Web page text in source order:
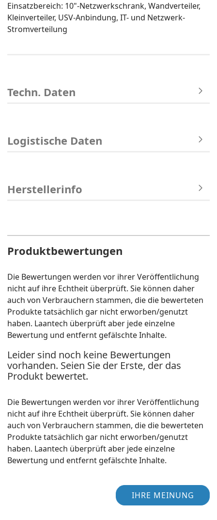
Einsatzbereich: 10"-Netzwerkschrank, Wandverteiler,
Kleinverteiler, USV-Anbindung, IT- und Netzwerk-
Stromverteilung
Techn. Daten
Logistische Daten
Herstellerinfo
Produktbewertungen
Die Bewertungen werden vor ihrer Veröffentlichung
nicht auf ihre Echtheit überprüft. Sie können daher
auch von Verbrauchern stammen, die die bewerteten
Produkte tatsächlich gar nicht erworben/genutzt
haben. Laantech überprüft aber jede einzelne
Bewertung und entfernt gefälschte Inhalte.
Leider sind noch keine Bewertungen
vorhanden. Seien Sie der Erste, der das
Produkt bewertet.
Die Bewertungen werden vor ihrer Veröffentlichung
nicht auf ihre Echtheit überprüft. Sie können daher
auch von Verbrauchern stammen, die die bewerteten
Produkte tatsächlich gar nicht erworben/genutzt
haben. Laantech überprüft aber jede einzelne
Bewertung und entfernt gefälschte Inhalte.
IHRE MEINUNG